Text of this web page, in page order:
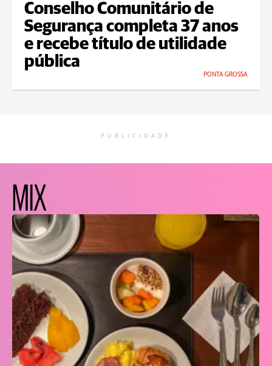
Conselho Comunitário de
Segurança completa 37 anos
e recebe título de utilidade
pública
PONTA GROSSA
PUBLICIDADE
MIX